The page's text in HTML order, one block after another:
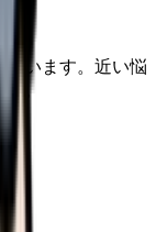
ています。近い悩
。